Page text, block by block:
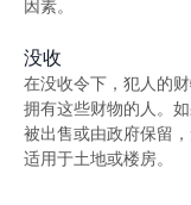
「已丧失时效」的
在法庭程序中披
必须披露已丧失
因素。
没收
在没收令下，犯人的
拥有这些财物的人。
被出售或由政府保留
适用于土地或楼房。